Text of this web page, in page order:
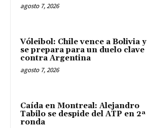
agosto 7, 2026
Vóleibol: Chile vence a Bolivia y
se prepara para un duelo clave
contra Argentina
agosto 7, 2026
Caída en Montreal: Alejandro
Tabilo se despide del ATP en 2ª
ronda